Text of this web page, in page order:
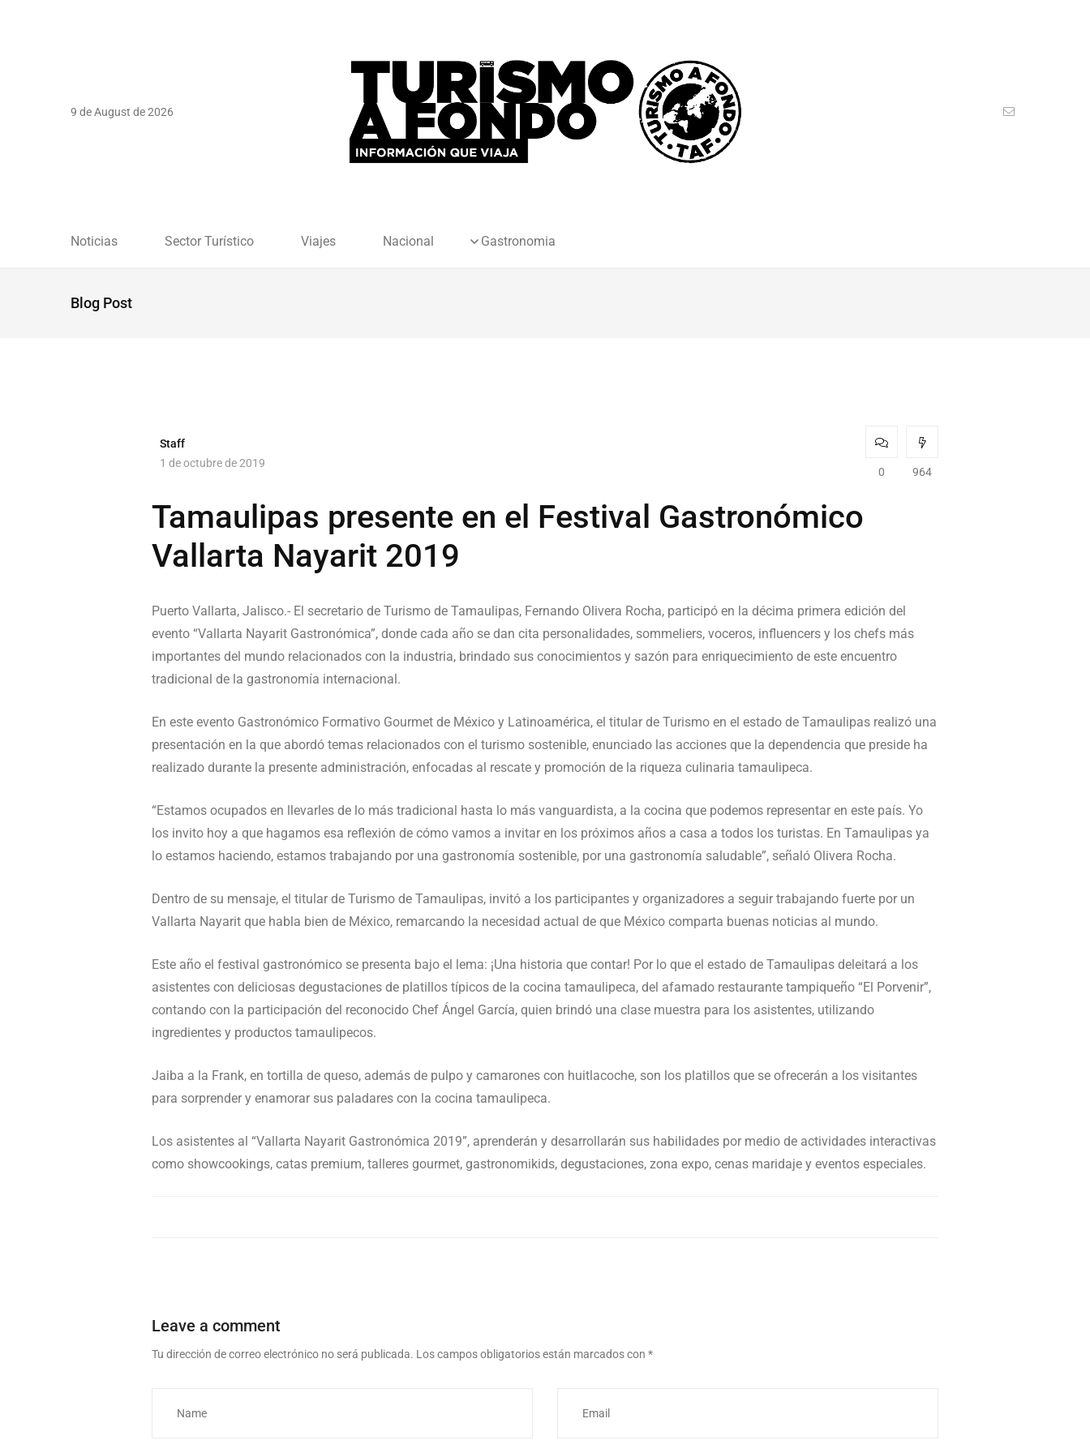
9 de August de 2026
Noticias Sector Turístico Viajes Nacional Gastronomia
Blog Post
Staff
1 de octubre de 2019
0 964
Tamaulipas presente en el Festival Gastronómico
Vallarta Nayarit 2019
Puerto Vallarta, Jalisco.- El secretario de Turismo de Tamaulipas, Fernando Olivera Rocha, participó en la décima primera edición del
evento “Vallarta Nayarit Gastronómica”, donde cada año se dan cita personalidades, sommeliers, voceros, influencers y los chefs más
importantes del mundo relacionados con la industria, brindado sus conocimientos y sazón para enriquecimiento de este encuentro
tradicional de la gastronomía internacional.
En este evento Gastronómico Formativo Gourmet de México y Latinoamérica, el titular de Turismo en el estado de Tamaulipas realizó una
presentación en la que abordó temas relacionados con el turismo sostenible, enunciado las acciones que la dependencia que preside ha
realizado durante la presente administración, enfocadas al rescate y promoción de la riqueza culinaria tamaulipeca.
“Estamos ocupados en llevarles de lo más tradicional hasta lo más vanguardista, a la cocina que podemos representar en este país. Yo
los invito hoy a que hagamos esa reflexión de cómo vamos a invitar en los próximos años a casa a todos los turistas. En Tamaulipas ya
lo estamos haciendo, estamos trabajando por una gastronomía sostenible, por una gastronomía saludable”, señaló Olivera Rocha.
Dentro de su mensaje, el titular de Turismo de Tamaulipas, invitó a los participantes y organizadores a seguir trabajando fuerte por un
Vallarta Nayarit que habla bien de México, remarcando la necesidad actual de que México comparta buenas noticias al mundo.
Este año el festival gastronómico se presenta bajo el lema: ¡Una historia que contar! Por lo que el estado de Tamaulipas deleitará a los
asistentes con deliciosas degustaciones de platillos típicos de la cocina tamaulipeca, del afamado restaurante tampiqueño “El Porvenir”,
contando con la participación del reconocido Chef Ángel García, quien brindó una clase muestra para los asistentes, utilizando
ingredientes y productos tamaulipecos.
Jaiba a la Frank, en tortilla de queso, además de pulpo y camarones con huitlacoche, son los platillos que se ofrecerán a los visitantes
para sorprender y enamorar sus paladares con la cocina tamaulipeca.
Los asistentes al “Vallarta Nayarit Gastronómica 2019”, aprenderán y desarrollarán sus habilidades por medio de actividades interactivas
como showcookings, catas premium, talleres gourmet, gastronomikids, degustaciones, zona expo, cenas maridaje y eventos especiales.
Leave a comment
Tu dirección de correo electrónico no será publicada. Los campos obligatorios están marcados con *